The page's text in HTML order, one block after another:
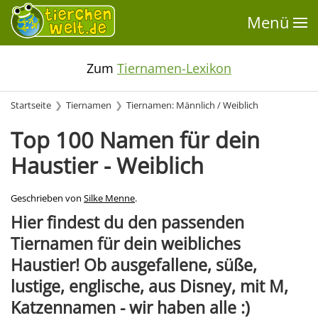
Menü
Zum Tiernamen-Lexikon
Startseite Tiernamen Tiernamen: Männlich / Weiblich
Top 100 Namen für dein
Haustier - Weiblich
Geschrieben von Silke Menne.
Hier findest du den passenden
Tiernamen für dein weibliches
Haustier! Ob ausgefallene, süße,
lustige, englische, aus Disney, mit M,
Katzennamen - wir haben alle :)